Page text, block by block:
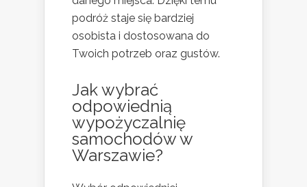
podróż staje się bardziej
osobista i dostosowana do
Twoich potrzeb oraz gustów.
Jak wybrać
odpowiednią
wypożyczalnię
samochodów w
Warszawie?